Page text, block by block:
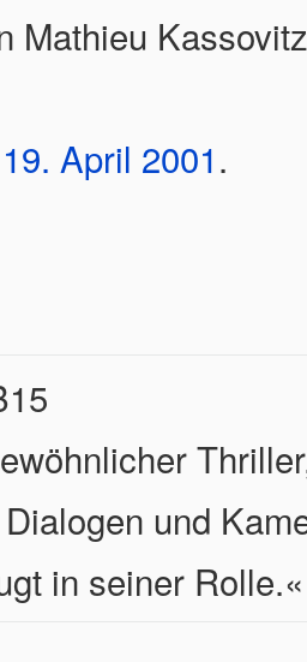
Mathieu
19. April 2001.
und
in seiner Rolle.«